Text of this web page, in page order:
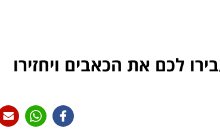
לכם את הכאבים ויחזירו